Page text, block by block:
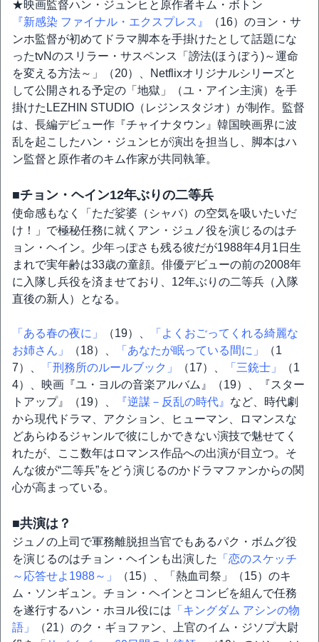
★映画監督ハン・ジュンヒと原作者キム・ボトン
『新感染 ファイナル・エクスプレス』
（16）のヨン・サ
ンホ監督が初めてドラマ脚本を手掛けたとして話題にな
ったtvNのスリラー・サスペンス「謗法(ほうぼう)～運命
を変える方法～」（20）、Netflixオリジナルシリーズと
して公開される予定の「地獄」（ユ・アイン主演）を手
掛けたLEZHIN STUDIO（レジンスタジオ）が制作。監督
は、長編デビュー作『チャイナタウン』韓国映画界に波
乱を起こしたハン・ジュンヒが演出を担当し、脚本はハ
ン監督と原作者のキム作家が共同執筆。
■チョン・ヘイン12年ぶりの二等兵
使命感もなく「ただ娑婆（シャバ）の空気を吸いたいだ
け！」で極秘任務に就くアン・ジュノ役を演じるのはチ
ョン・ヘイン。少年っぽさも残る彼だが1988年4月1日生
まれで実年齢は33歳の童顔。俳優デビューの前の2008年
に入隊し兵役を済ませており、12年ぶりの二等兵（入隊
直後の新人）となる。
「ある春の夜に」 （19）、
「よくおごってくれる綺麗な
お姉さん」
（18）、 「あなたが眠っている間に」
（1
7）、
「刑務所のルールブック」 （17）、 「三銃士」
（1
4）、映画『ユ・ヨルの音楽アルバム』（19）、『スター
トアップ』（19）、
『逆謀－反乱の時代』 など、時代劇
から現代ドラマ、アクション、ヒューマン、ロマンスな
どあらゆるジャンルで彼にしかできない演技で魅せてく
れたが、ここ数年はロマンス作品への出演が目立つ。そ
んな彼が“二等兵”をどう演じるのかドラマファンからの関
心が高まっている。
■共演は？
ジュノの上司で軍務離脱担当官でもあるパク・ボムグ役
を演じるのはチョン・ヘインも出演した
「恋のスケッチ
～応答せよ1988～」
（15）、「熱血司祭」（15）のキ
ム・ソンギュン。チョン・ヘインとコンビを組んで任務
を遂行するハン・ホヨル役には 「キングダム アシンの物
語」
（21）のク・ギョファン、上官のイム・ジソプ大尉